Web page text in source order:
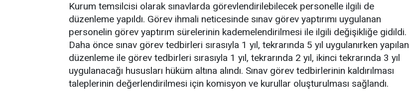
Kurum temsilcisi olarak sınavlarda görevlendirilebilecek personelle ilgili de
düzenleme yapıldı. Görev ihmali neticesinde sınav görev yaptırımı uygulanan
personelin görev yaptırım sürelerinin kademelendirilmesi ile ilgili değişikliğe gidildi.
Daha önce sınav görev tedbirleri sırasıyla 1 yıl, tekrarında 5 yıl uygulanırken yapılan
düzenleme ile görev tedbirleri sırasıyla 1 yıl, tekrarında 2 yıl, ikinci tekrarında 3 yıl
uygulanacağı hususları hüküm altına alındı. Sınav görev tedbirlerinin kaldırılması
taleplerinin değerlendirilmesi için komisyon ve kurullar oluşturulması sağlandı.